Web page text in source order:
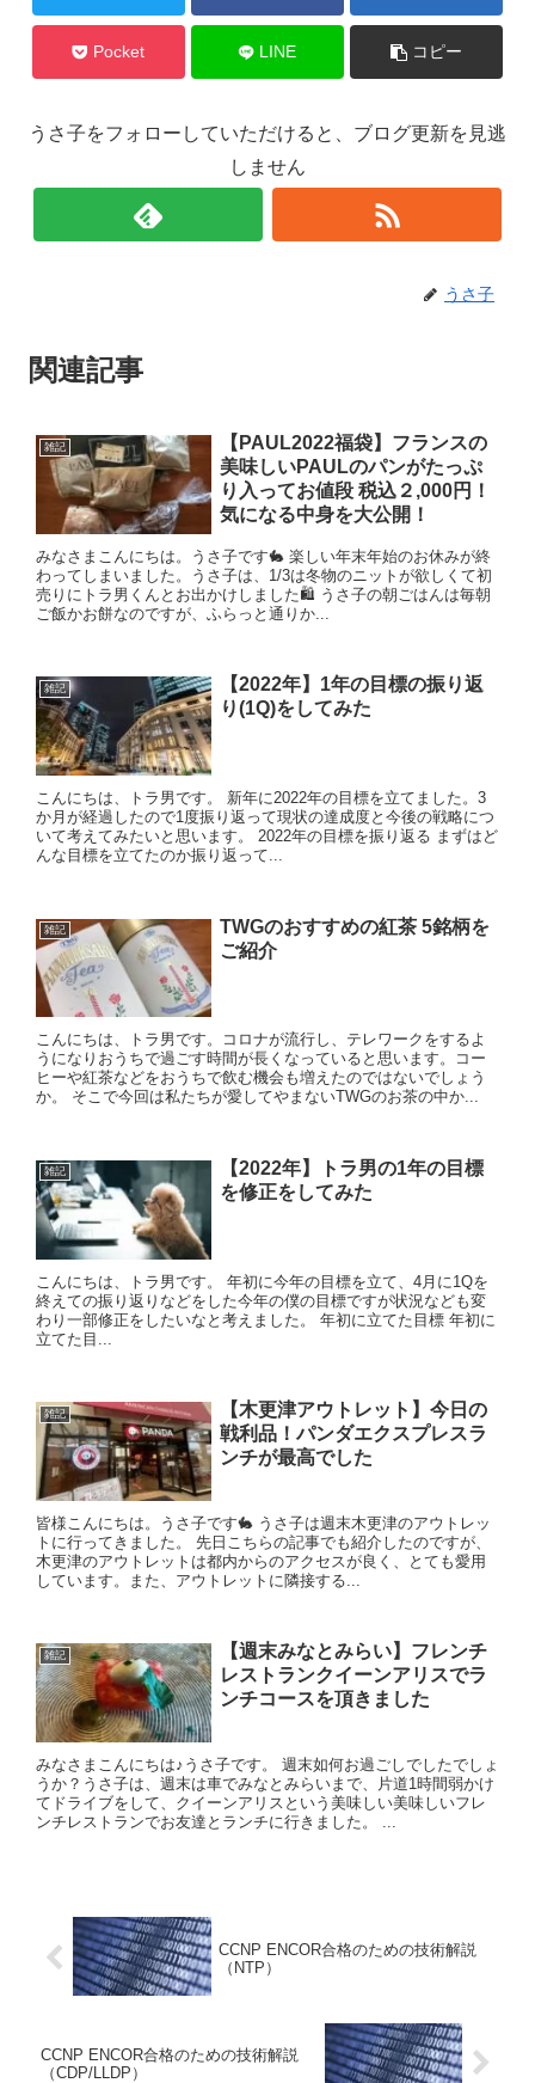
Pocket LINE コピー
うさ子をフォローしていただけると、ブログ更新を見逃
しません
うさ子
関連記事
雑記
【PAUL2022福袋】フランスの
美味しいPAULのパンがたっぷ
り入ってお値段 税込２,000円！
気になる中身を大公開！
みなさまこんにちは。うさ子です🐇 楽しい年末年始のお休みが終
わってしまいました。うさ子は、1/3は冬物のニットが欲しくて初
売りにトラ男くんとお出かけしました🛍 うさ子の朝ごはんは毎朝
ご飯かお餅なのですが、ふらっと通りか...
雑記
【2022年】1年の目標の振り返
り(1Q)をしてみた
こんにちは、トラ男です。 新年に2022年の目標を立てました。3
か月が経過したので1度振り返って現状の達成度と今後の戦略につ
いて考えてみたいと思います。 2022年の目標を振り返る まずはど
んな目標を立てたのか振り返って...
雑記
TWGのおすすめの紅茶 5銘柄を
ご紹介
こんにちは、トラ男です。コロナが流行し、テレワークをするよ
うになりおうちで過ごす時間が長くなっていると思います。コー
ヒーや紅茶などをおうちで飲む機会も増えたのではないでしょう
か。 そこで今回は私たちが愛してやまないTWGのお茶の中か...
雑記
【2022年】トラ男の1年の目標
を修正をしてみた
こんにちは、トラ男です。 年初に今年の目標を立て、4月に1Qを
終えての振り返りなどをした今年の僕の目標ですが状況なども変
わり一部修正をしたいなと考えました。 年初に立てた目標 年初に
立てた目...
雑記
【木更津アウトレット】今日の
戦利品！パンダエクスプレスラ
ンチが最高でした
皆様こんにちは。うさ子です🐇 うさ子は週末木更津のアウトレッ
トに行ってきました。 先日こちらの記事でも紹介したのですが、
木更津のアウトレットは都内からのアクセスが良く、とても愛用
しています。また、アウトレットに隣接する...
雑記
【週末みなとみらい】フレンチ
レストランクイーンアリスでラ
ンチコースを頂きました
みなさまこんにちは♪うさ子です。 週末如何お過ごしでしたでしょ
うか？うさ子は、週末は車でみなとみらいまで、片道1時間弱かけ
てドライブをして、クイーンアリスという美味しい美味しいフレ
ンチレストランでお友達とランチに行きました。 ...
CCNP ENCOR合格のための技術解説
（NTP）
CCNP ENCOR合格のための技術解説
（CDP/LLDP）